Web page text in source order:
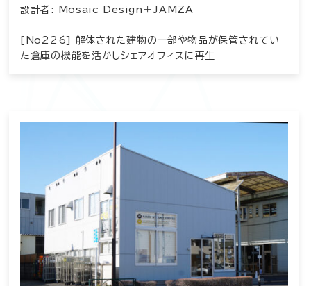
設計者: Mosaic Design＋JAMZA
[No226] 解体された建物の一部や物品が保管されてい
た倉庫の機能を活かしシェアオフィスに再生